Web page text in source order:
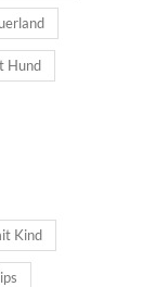
Hund
Kind